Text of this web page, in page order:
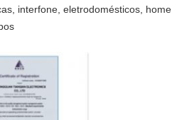
interfone, eletrodomésticos, home